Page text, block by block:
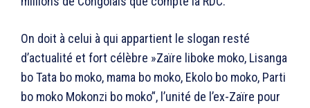
On doit à celui à qui appartient le slogan resté
d’actualité et fort célèbre »Zaïre liboke moko, Lisanga
bo Tata bo moko, mama bo moko, Ekolo bo moko, Parti
bo moko Mokonzi bo moko’‘, l’unité de l’ex-Zaïre pour